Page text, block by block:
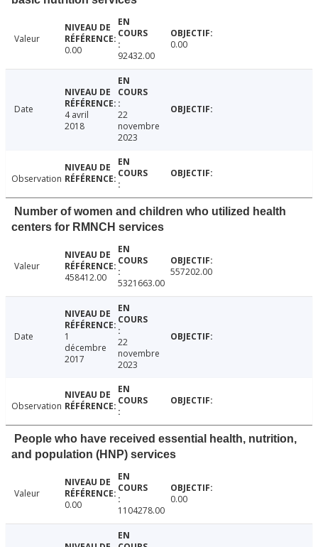
Valeur
0.00
92432.00
0.00
Date
4 avril
2018
22
novembre
2023
Observation
Number of women and children who utilized health
centers for RMNCH services
Valeur
458412.00
5321663.00
557202.00
Date
1
décembre
2017
22
novembre
2023
Observation
People who have received essential health, nutrition,
and population (HNP) services
Valeur
0.00
1104278.00
0.00